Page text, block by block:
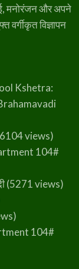
मनोरंजन और अपने
विज्ञापन
Kshetra:
views)
104#
(5271 views)
104#